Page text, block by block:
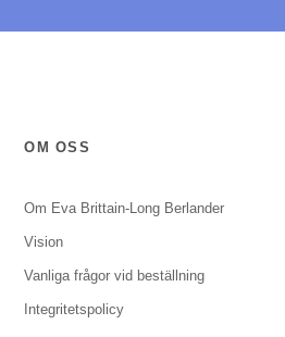
OM OSS
Om Eva Brittain-Long Berlander
Vision
Vanliga frågor vid beställning
Integritetspolicy